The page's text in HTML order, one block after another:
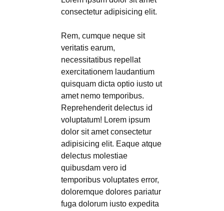
consectetur adipisicing elit.
Rem, cumque neque sit
veritatis earum,
necessitatibus repellat
exercitationem laudantium
quisquam dicta optio iusto ut
amet nemo temporibus.
Reprehenderit delectus id
voluptatum! Lorem ipsum
dolor sit amet consectetur
adipisicing elit. Eaque atque
delectus molestiae
quibusdam vero id
temporibus voluptates error,
doloremque dolores pariatur
fuga dolorum iusto expedita